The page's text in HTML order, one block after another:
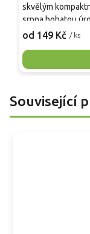
od 149 Kč / ks
skvělým
srpna bohatou
Pevné
Mrazuvzdornost
skvělou volbu
Související